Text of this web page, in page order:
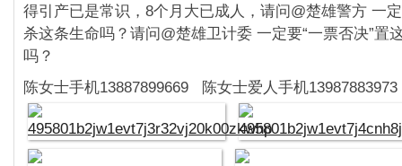
得引产已是常识，8个月大已成人，请问@楚雄警方 一
杀这条生命吗？请问@楚雄卫计委 一定要“一票否决”置
吗？
陈女士手机13887899669 陈女士爱人手机13987883973